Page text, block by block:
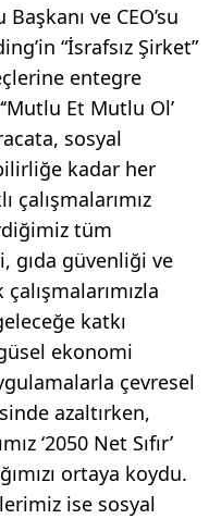
ve CEO’su
“İsrafsız Şirket”
entegre
Et Mutlu Ol’
sosyal
kadar her
tüm
gıda güvenliği ve
katkı
ekonomi
çevresel
azaltırken,
‘2050 Net Sıfır’
ortaya koydu.
ise sosyal